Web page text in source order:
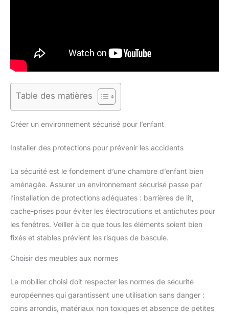
Table des matières
Créer un environnement sécurisé pour l’enfant
Installer des protections pour prévenir les accidents
La sécurité est le fondement d’une chambre d’enfant bien
aménagée. Assurer un environnement sécurisé passe par
l’installation de protections adéquates : barrières de lit,
cache-prises pour éviter les électrocutions et antichutes pour
les fenêtres. Veiller à ce que tous les éléments soient bien
fixés et stables prévient les risques de bascule.
Choisir des meubles aux normes
Le mobilier choisi doit respecter les normes de sécurité
européennes qui garantissent une utilisation sans danger :
coins arrondis, matériaux non toxiques et absence de petites